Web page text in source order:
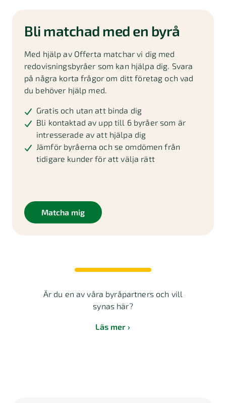
Bli matchad med en byrå
Med hjälp av Offerta matchar vi dig med
redovisningsbyråer som kan hjälpa dig. Svara
på några korta frågor om ditt företag och vad
du behöver hjälp med.
Gratis och utan att binda dig
Bli kontaktad av upp till 6 byråer som är
intresserade av att hjälpa dig
Jämför byråerna och se omdömen från
tidigare kunder för att välja rätt
Matcha mig
Är du en av våra byråpartners och vill
synas här?
Läs mer